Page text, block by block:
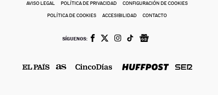
AVISO LEGAL POLÍTICA DE PRIVACIDAD CONFIGURACIÓN DE COOKIES
POLÍTICA DE COOKIES ACCESIBILIDAD CONTACTO
SÍGUENOS: